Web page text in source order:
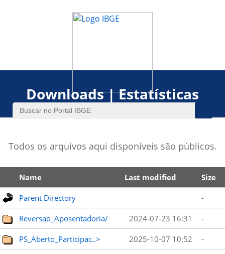
Downloads | Estatísticas
Todos os arquivos aqui disponíveis são públicos.
Name Last modified Size
Parent Directory -
Reversao_Aposentadoria/ 2024-07-23 16:31 -
PS_Aberto_Participac..> 2025-10-07 10:52 -